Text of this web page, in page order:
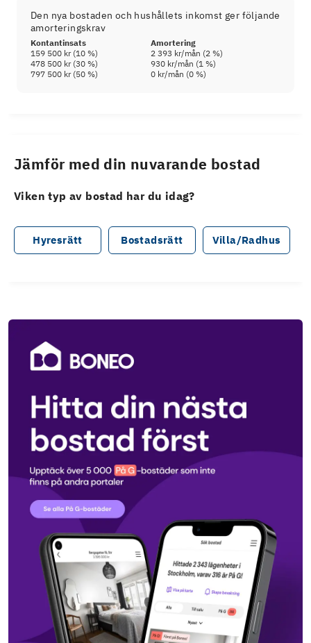
Den nya bostaden och hushållets inkomst ger följande
amorteringskrav
Kontantinsats
Amortering
159 500 kr(10 %) 2 393 kr/mån (2 %)
478 500 kr(30 %) 930 kr/mån (1 %)
797 500 kr(50 %) 0 kr/mån (0 %)
Jämför med din nuvarande bostad
Viken typ av bostad har du idag?
Hyresrätt Bostadsrätt Villa/Radhus